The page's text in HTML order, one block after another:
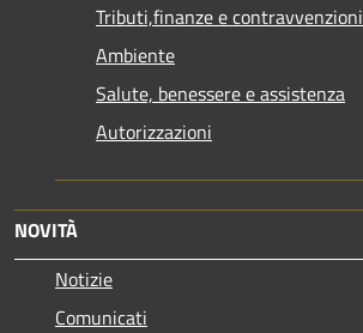
Tributi,finanze e contravvenzioni
Ambiente
Salute, benessere e assistenza
Autorizzazioni
NOVITÀ
Notizie
Comunicati